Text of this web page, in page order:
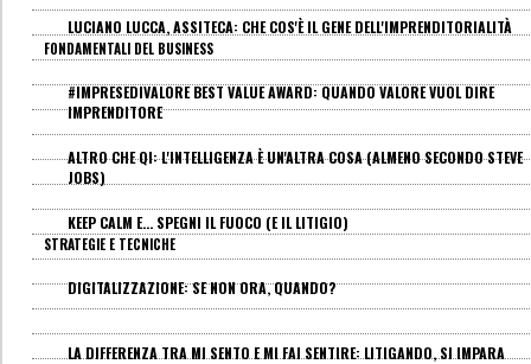
LUCIANO LUCCA, ASSITECA: CHE COS'È IL GENE DELL'IMPRENDITORIALITÀ
FONDAMENTALI DEL BUSINESS
#IMPRESEDIVALORE BEST VALUE AWARD: QUANDO VALORE VUOL DIRE
IMPRENDITORE
ALTRO CHE QI: L'INTELLIGENZA È UN'ALTRA COSA (ALMENO SECONDO STEVE
JOBS)
KEEP CALM E... SPEGNI IL FUOCO (E IL LITIGIO)
STRATEGIE E TECNICHE
DIGITALIZZAZIONE: SE NON ORA, QUANDO?
LA DIFFERENZA TRA MI SENTO E MI FAI SENTIRE: LITIGANDO, SI IMPARA